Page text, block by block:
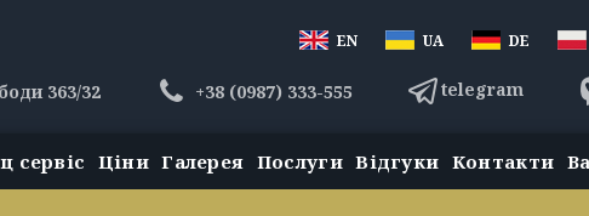
EN UA DE
363/32 +38 (0987) 333-555 telegram
сервіс Ціни Галерея Послуги Відгуки Контакти